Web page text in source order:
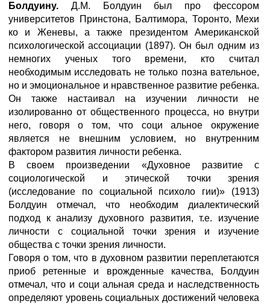
Болдуину. Д.М. Болдуин был про фессором
университетов Принстона, Балтимора, Торонто, Мехи
ко и Женевы, а также президентом Американской
психологической ассоциации (1897). Он был одним из
немногих ученых того времени, кто считал
необходимым исследовать не только позна вательное,
но и эмоциональное и нравственное развитие ребенка.
Он также настаивал на изучении личности не
изолированно от общественного процесса, но внутри
него, говоря о том, что соци альное окружение
является не внешним условием, но внутренним
фактором развития личности ребенка.
В своем произведении «Духовное развитие с
социологической и этической точки зрения
(исследование по социальной психоло гии)» (1913)
Болдуин отмечал, что необходим диалектический
подход к анализу духовного развития, т.е. изучение
личности с социальной точки зрения и изучение
общества с точки зрения личности.
Говоря о том, что в духовном развитии переплетаются
приоб ретенные и врожденные качества, Болдуин
отмечал, что и соци альная среда и наследственность
определяют уровень социальных достижений человека